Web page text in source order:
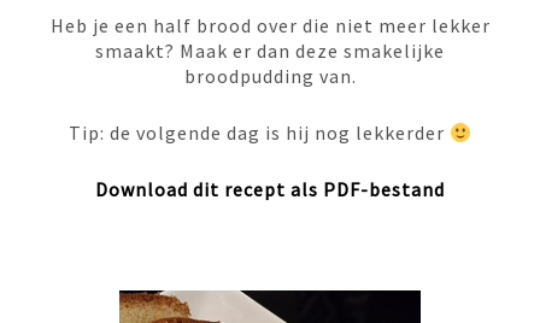
Heb je een half brood over die niet meer lekker
smaakt? Maak er dan deze smakelijke
broodpudding van.
Tip: de volgende dag is hij nog lekkerder
Download dit recept als PDF-bestand